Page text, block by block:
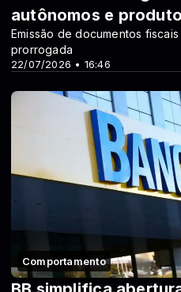
22/07/2026 • 16:46
autônomos e
Emissão de documentos
prorrogada
Comportamento